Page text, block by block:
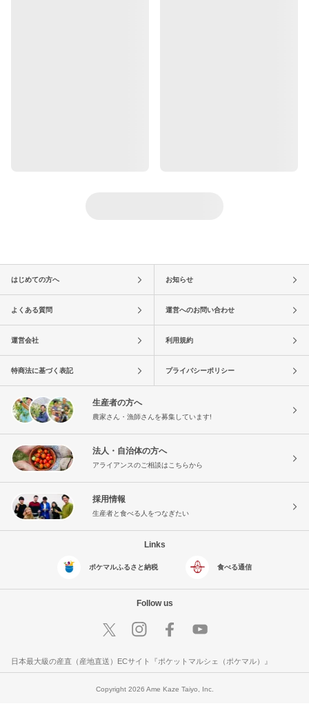
はじめての方へ お知らせ
よくある質問 運営へのお問い合わせ
運営会社 利用規約
特商法に基づく表記 プライバシーポリシー
生産者の方へ
農家さん・漁師さんを募集しています!
法人・自治体の方へ
アライアンスのご相談はこちらから
採用情報
生産者と食べる人をつなぎたい
Links
ポケマルふるさと納税 食べる通信
Follow us
日本最大級の産直（産地直送）ECサイト『ポケットマルシェ（ポケマル）』
Copyright 2026 Ame Kaze Taiyo, Inc.